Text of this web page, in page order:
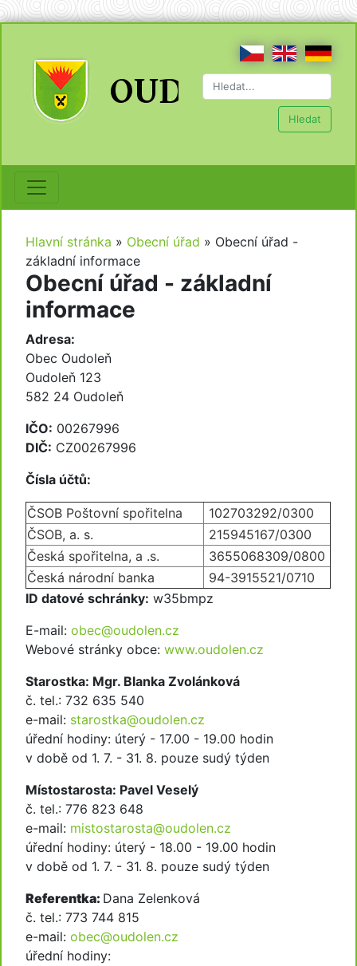
Hledat
Hlavní stránka » Obecní úřad » Obecní úřad -
základní informace
Obecní úřad - základní
informace
Adresa:
Obec Oudoleň
Oudoleň 123
582 24 Oudoleň
IČO: 00267996
DIČ: CZ00267996
Čísla účtů:
ČSOB Poštovní spořitelna
102703292/0300
ČSOB, a. s.
215945167/0300
Česká spořitelna, a .s.
3655068309/0800
Česká národní banka
94-3915521/0710
ID datové schránky: w35bmpz
E-mail: obec@oudolen.cz
Webové stránky obce: www.oudolen.cz
Starostka: Mgr. Blanka Zvolánková
č. tel.: 732 635 540
e-mail: starostka@oudolen.cz
úřední hodiny: úterý - 17.00 - 19.00 hodin
v době od 1. 7. - 31. 8. pouze sudý týden
Místostarosta: Pavel Veselý
č. tel.: 776 823 648
e-mail: mistostarosta@oudolen.cz
úřední hodiny: úterý - 18.00 - 19.00 hodin
v době od 1. 7. - 31. 8. pouze sudý týden
Referentka: Dana Zelenková
č. tel.: 773 744 815
e-mail: obec@oudolen.cz
úřední hodiny: